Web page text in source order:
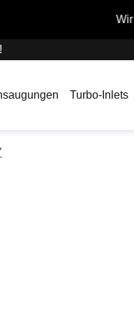
Wir befinden uns
Turbo-Inlets